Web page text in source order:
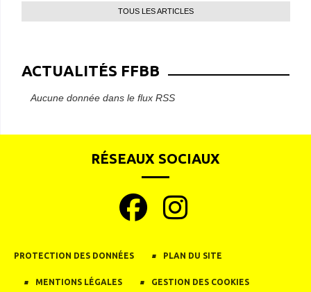
TOUS LES ARTICLES
ACTUALITÉS FFBB
Aucune donnée dans le flux RSS
RÉSEAUX SOCIAUX
PROTECTION DES DONNÉES PLAN DU SITE
MENTIONS LÉGALES GESTION DES COOKIES